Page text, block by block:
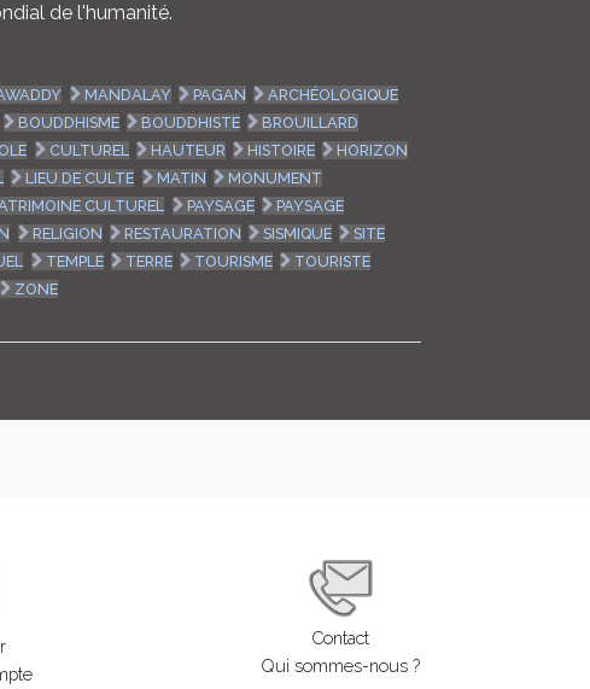
de l'humanité.
MANDALAY PAGAN
ARCHÉOLOGIQUE
BOUDDHISME BOUDDHISTE
BROUILLARD
CULTUREL HAUTEUR HISTOIRE
HORIZON
LIEU DE CULTE MATIN
MONUMENT
CULTUREL PAYSAGE
PAYSAGE
RELIGION RESTAURATION SISMIQUE
SITE
TEMPLE TERRE TOURISME
TOURISTE
ZONE
Contact
Qui sommes-nous ?